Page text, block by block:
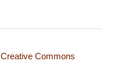
Creative Commons